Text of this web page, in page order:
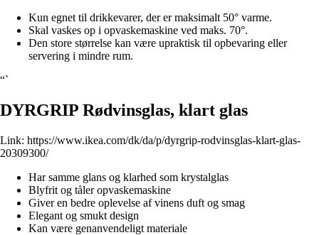
Kun egnet til drikkevarer, der er maksimalt 50° varme.
Skal vaskes op i opvaskemaskine ved maks. 70°.
Den store størrelse kan være upraktisk til opbevaring eller
servering i mindre rum.
“`
DYRGRIP Rødvinsglas, klart glas
Link: https://www.ikea.com/dk/da/p/dyrgrip-rodvinsglas-klart-glas-
20309300/
Har samme glans og klarhed som krystalglas
Blyfrit og tåler opvaskemaskine
Giver en bedre oplevelse af vinens duft og smag
Elegant og smukt design
Kan være genanvendeligt materiale